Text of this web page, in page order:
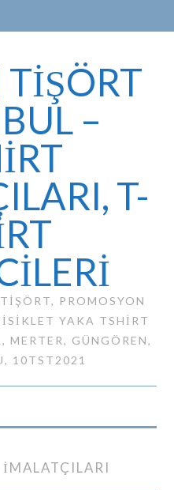
–
T-
PROMOSYON
YAKA TSHIRT
GÜNGÖREN,
10TST2021